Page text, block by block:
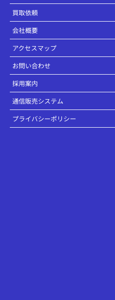
買取依頼
会社概要
アクセスマップ
お問い合わせ
採用案内
通信販売システム
プライバシーポリシー